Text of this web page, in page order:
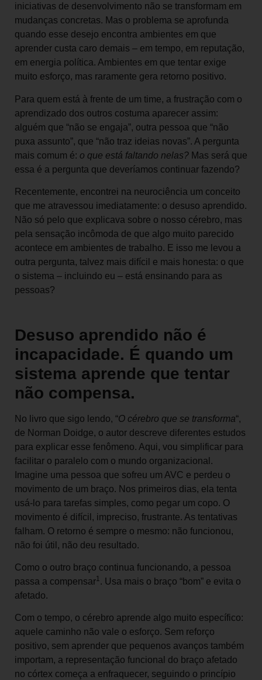
iniciativas de desenvolvimento não se transformam em
mudanças concretas. Mas o problema se aprofunda
quando esse desejo encontra ambientes em que
aprender custa caro demais – em tempo, em reputação,
em energia política. Ambientes em que tentar exige
muito esforço, mas raramente gera retorno positivo.
Para quem está à frente de um time, a frustração com o
aprendizado dos outros costuma aparecer assim:
alguém que “não se engaja”, outra pessoa que “não
puxa assunto”, que “não traz ideias novas”. A pergunta
mais comum é: o que está faltando nelas? Mas será que
essa é a pergunta que deveríamos continuar fazendo?
Recentemente, encontrei na neurociência um conceito
que me atravessou imediatamente: o desuso aprendido.
Não só pelo que explicava sobre o nosso cérebro, mas
pela sensação incômoda de que algo muito parecido
acontece em ambientes de trabalho. E isso me levou a
outra pergunta, talvez mais difícil e mais honesta: o que
o sistema – incluindo eu – está ensinando para as
pessoas?
Desuso aprendido não é
incapacidade. É quando um
sistema aprende que tentar
não compensa.
No livro que sigo lendo, “O cérebro que se transforma“,
de Norman Doidge, o autor descreve diferentes estudos
para explicar esse fenômeno. Aqui, vou simplificar para
facilitar o paralelo com o mundo organizacional.
Imagine uma pessoa que sofreu um AVC e perdeu o
movimento de um braço. Nos primeiros dias, ela tenta
usá-lo para tarefas simples, como pegar um copo. O
movimento é difícil, impreciso, frustrante. As tentativas
falham. O retorno é sempre o mesmo: não funcionou,
não foi útil, não deu resultado.
Como o outro braço continua funcionando, a pessoa
passa a compensar1. Usa mais o braço “bom” e evita o
afetado.
Com o tempo, o cérebro aprende algo muito específico:
aquele caminho não vale o esforço. Sem reforço
positivo, sem aprender que pequenos avanços também
importam, a representação funcional do braço afetado
no córtex começa a enfraquecer, seguindo o princípio